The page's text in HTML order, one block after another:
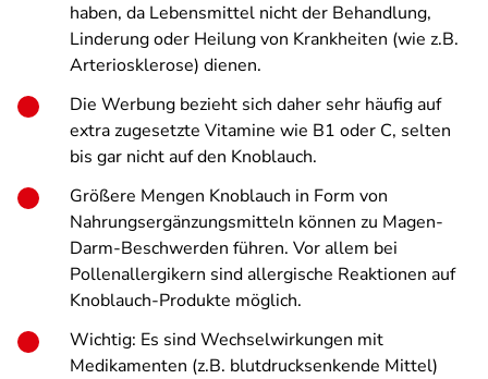
haben, da Lebensmittel nicht der Behandlung,
Linderung oder Heilung von Krankheiten (wie z.B.
Arteriosklerose) dienen.
Die Werbung bezieht sich daher sehr häufig auf
extra zugesetzte Vitamine wie B1 oder C, selten
bis gar nicht auf den Knoblauch.
Größere Mengen Knoblauch in Form von
Nahrungsergänzungsmitteln können zu Magen-
Darm-Beschwerden führen. Vor allem bei
Pollenallergikern sind allergische Reaktionen auf
Knoblauch-Produkte möglich.
Wichtig: Es sind Wechselwirkungen mit
Medikamenten (z.B. blutdrucksenkende Mittel)